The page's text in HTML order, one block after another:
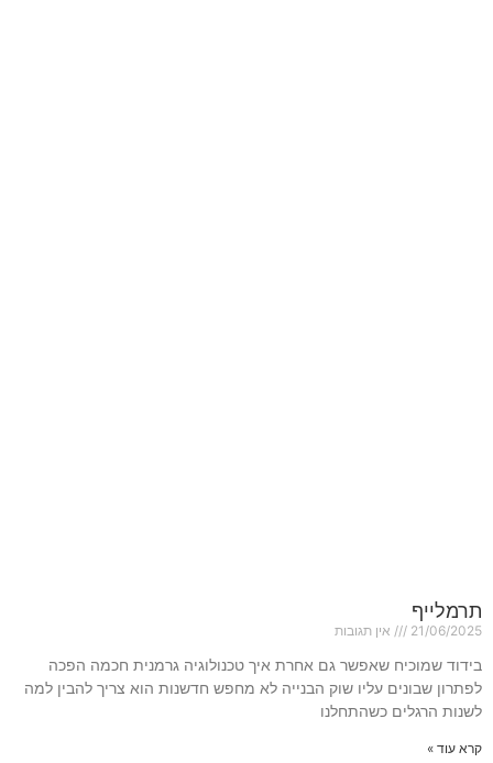
תרמלייף
21/06/2025 אין תגובות
בידוד שמוכיח שאפשר גם אחרת איך טכנולוגיה גרמנית חכמה הפכה
לפתרון שבונים עליו שוק הבנייה לא מחפש חדשנות הוא צריך להבין למה
לשנות הרגלים כשהתחלנו
קרא עוד »